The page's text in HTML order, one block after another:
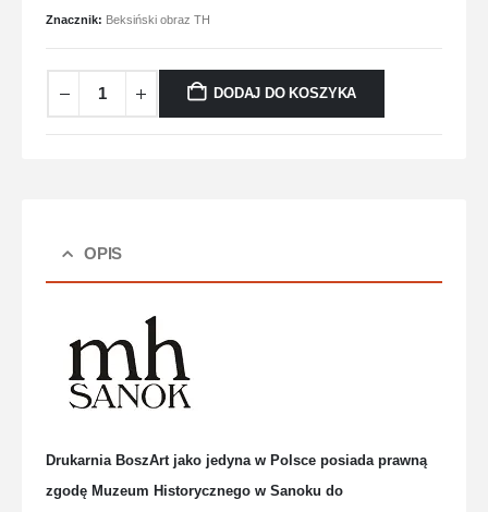
Znacznik: Beksiński obraz TH
DODAJ DO KOSZYKA
OPIS
Drukarnia BoszArt jako jedyna w Polsce posiada prawną
zgodę Muzeum Historycznego w Sanoku do